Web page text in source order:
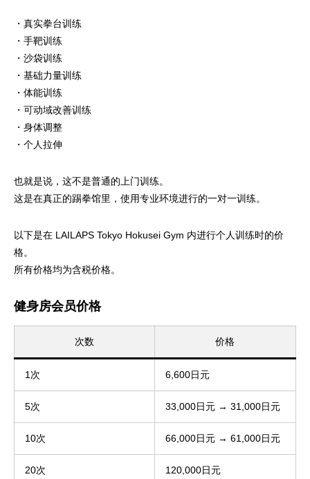
・真实拳台训练
・手靶训练
・沙袋训练
・基础力量训练
・体能训练
・可动域改善训练
・身体调整
・个人拉伸
也就是说，这不是普通的上门训练。
这是在真正的踢拳馆里，使用专业环境进行的一对一训练。
以下是在 LAILAPS Tokyo Hokusei Gym 内进行个人训练时的价
格。
所有价格均为含税价格。
健身房会员价格
次数 价格
1次 6,600日元
5次 33,000日元 → 31,000日元
10次 66,000日元 → 61,000日元
20次 120,000日元